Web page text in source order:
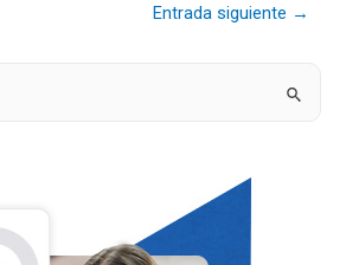
Entrada siguiente →